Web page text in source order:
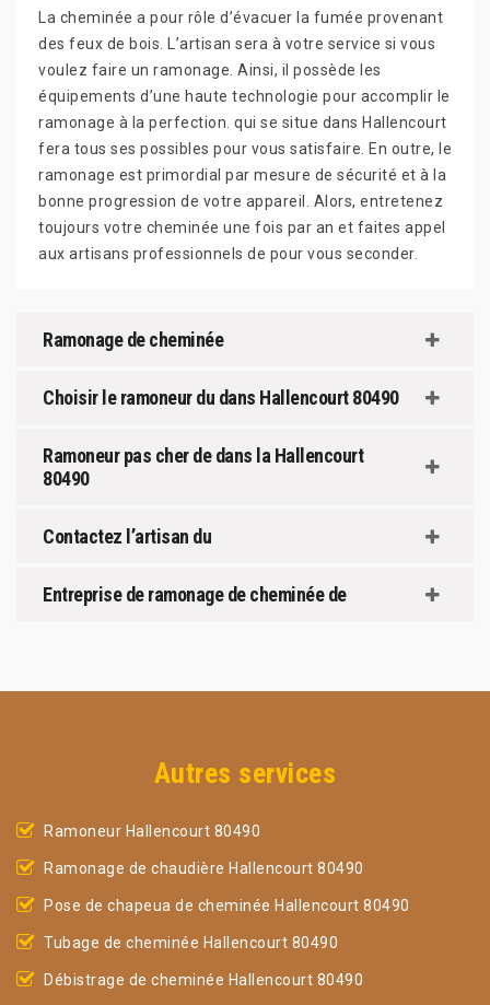
La cheminée a pour rôle d’évacuer la fumée provenant
des feux de bois. L’artisan sera à votre service si vous
voulez faire un ramonage. Ainsi, il possède les
équipements d’une haute technologie pour accomplir le
ramonage à la perfection. qui se situe dans Hallencourt
fera tous ses possibles pour vous satisfaire. En outre, le
ramonage est primordial par mesure de sécurité et à la
bonne progression de votre appareil. Alors, entretenez
toujours votre cheminée une fois par an et faites appel
aux artisans professionnels de pour vous seconder.
Ramonage de cheminée
Choisir le ramoneur du dans Hallencourt 80490
Ramoneur pas cher de dans la Hallencourt
80490
Contactez l’artisan du
Entreprise de ramonage de cheminée de
Autres services
Ramoneur Hallencourt 80490
Ramonage de chaudière Hallencourt 80490
Pose de chapeua de cheminée Hallencourt 80490
Tubage de cheminée Hallencourt 80490
Débistrage de cheminée Hallencourt 80490